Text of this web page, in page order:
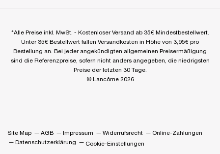
*Alle Preise inkl. MwSt. - Kostenloser Versand ab 35€ Mindestbestellwert.
Unter 35€ Bestellwert fallen Versandkosten in Höhe von 3,95€ pro
Bestellung an. Bei jeder angekündigten allgemeinen Preisermäßigung
sind die Referenzpreise, sofern nicht anders angegeben, die niedrigsten
Preise der letzten 30 Tage.
© Lancôme 2026
Site Map AGB Impressum Widerrufsrecht
Online-Zahlungen
Datenschutzerklärung
Cookie-Einstellungen